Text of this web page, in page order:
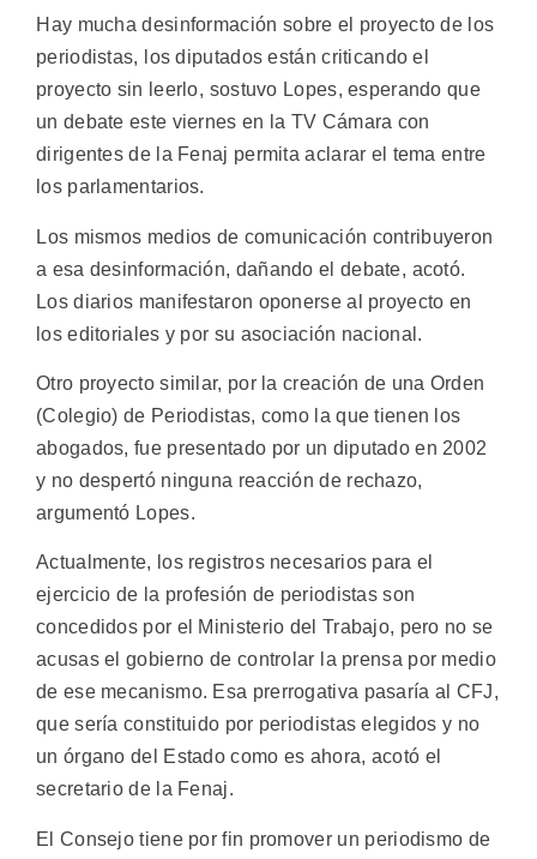
Hay mucha desinformación sobre el proyecto de los
periodistas, los diputados están criticando el
proyecto sin leerlo, sostuvo Lopes, esperando que
un debate este viernes en la TV Cámara con
dirigentes de la Fenaj permita aclarar el tema entre
los parlamentarios.
Los mismos medios de comunicación contribuyeron
a esa desinformación, dañando el debate, acotó.
Los diarios manifestaron oponerse al proyecto en
los editoriales y por su asociación nacional.
Otro proyecto similar, por la creación de una Orden
(Colegio) de Periodistas, como la que tienen los
abogados, fue presentado por un diputado en 2002
y no despertó ninguna reacción de rechazo,
argumentó Lopes.
Actualmente, los registros necesarios para el
ejercicio de la profesión de periodistas son
concedidos por el Ministerio del Trabajo, pero no se
acusas el gobierno de controlar la prensa por medio
de ese mecanismo. Esa prerrogativa pasaría al CFJ,
que sería constituido por periodistas elegidos y no
un órgano del Estado como es ahora, acotó el
secretario de la Fenaj.
El Consejo tiene por fin promover un periodismo de